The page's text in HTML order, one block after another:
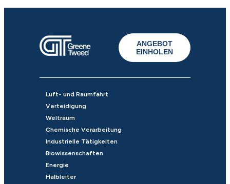
ANGEBOT
EINHOLEN
Luft- und Raumfahrt
Verteidigung
Weltraum
Chemische Verarbeitung
Industrielle Tätigkeiten
Biowissenschaften
Energie
Halbleiter